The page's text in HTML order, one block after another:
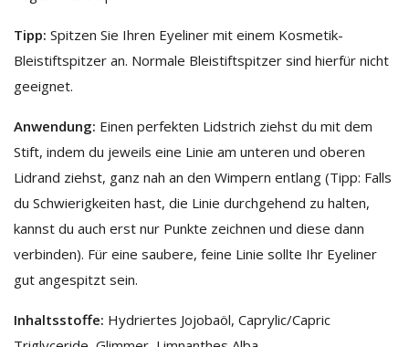
Tipp: Spitzen Sie Ihren Eyeliner mit einem Kosmetik-
Bleistiftspitzer an. Normale Bleistiftspitzer sind hierfür nicht
geeignet.
Anwendung: Einen perfekten Lidstrich ziehst du mit dem
Stift, indem du jeweils eine Linie am unteren und oberen
Lidrand ziehst, ganz nah an den Wimpern entlang (Tipp: Falls
du Schwierigkeiten hast, die Linie durchgehend zu halten,
kannst du auch erst nur Punkte zeichnen und diese dann
verbinden). Für eine saubere, feine Linie sollte Ihr Eyeliner
gut angespitzt sein.
Inhaltsstoffe: Hydriertes Jojobaöl, Caprylic/Capric